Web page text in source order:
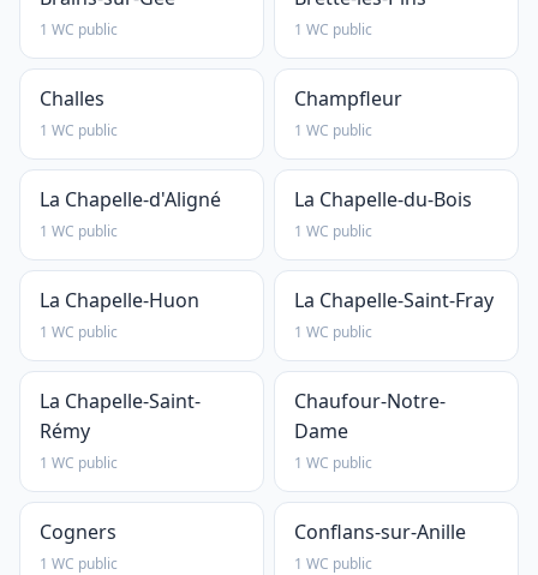
1 WC public 1 WC public
Challes
1 WC public
Champfleur
1 WC public
La Chapelle-d'Aligné
1 WC public
La Chapelle-du-Bois
1 WC public
La Chapelle-Huon
1 WC public
La Chapelle-Saint-Fray
1 WC public
La Chapelle-Saint-
Rémy
1 WC public
Chaufour-Notre-
Dame
1 WC public
Cogners
1 WC public
Conflans-sur-Anille
1 WC public